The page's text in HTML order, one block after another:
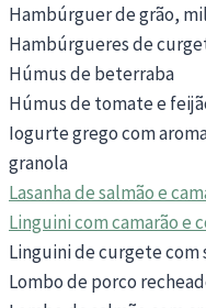
Hambúrguer de grão,
Hambúrgueres de
Húmus de beterraba
Húmus de tomate e
Iogurte grego com
granola
Lasanha de salmão e
Linguini com camarão e
Linguini de curgete com
Lombo de porco